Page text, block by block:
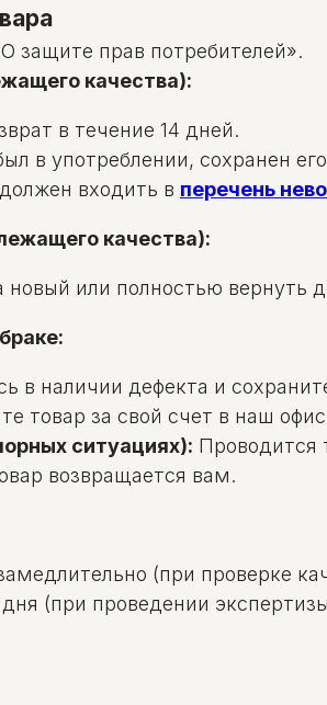
защите прав потребителей».
качества):
в течение 14 дней.
в употреблении, сохранен
входить в перечень
качества):
или полностью вернуть
в наличии дефекта и
товар за свой счет в наш
ситуациях): Проводится
возвращается вам.
(при проверке
дня (при проведении